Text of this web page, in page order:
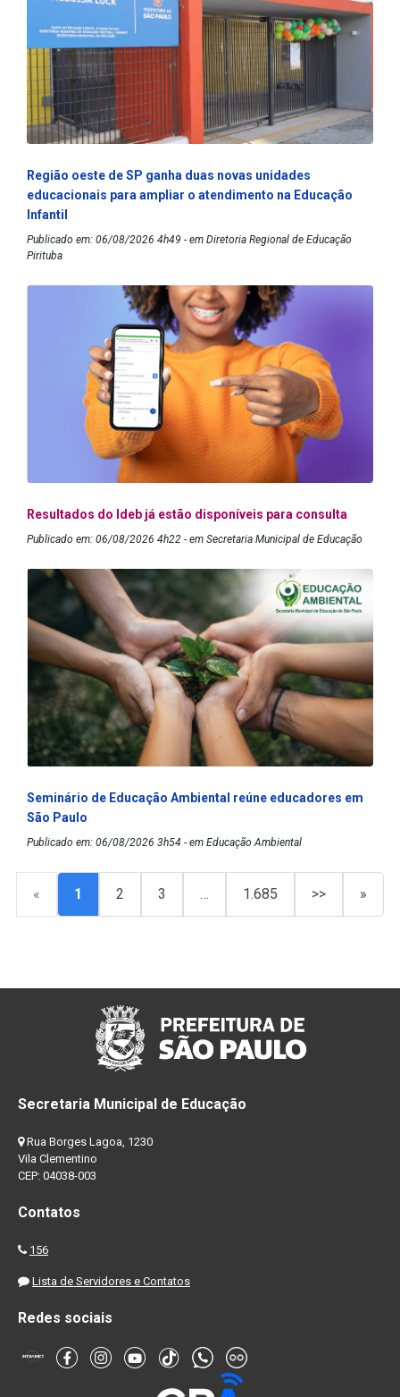
Região oeste de SP ganha duas novas unidades
educacionais para ampliar o atendimento na Educação
Infantil
Publicado em: 06/08/2026 4h49 - em Diretoria Regional de Educação
Pirituba
Resultados do Ideb já estão disponíveis para consulta
Publicado em: 06/08/2026 4h22 - em Secretaria Municipal de Educação
Seminário de Educação Ambiental reúne educadores em
São Paulo
Publicado em: 06/08/2026 3h54 - em Educação Ambiental
« 1 2 3 … 1.685 >> »
Secretaria Municipal de Educação
Rua Borges Lagoa, 1230
Vila Clementino
CEP: 04038-003
Contatos
156
Lista de Servidores e Contatos
Redes sociais